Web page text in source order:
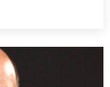
o
aborda